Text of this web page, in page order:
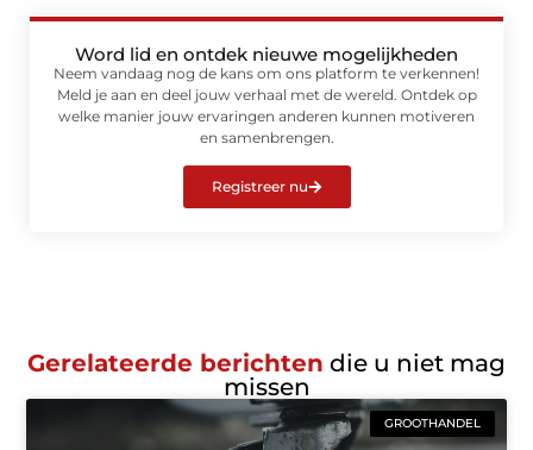
Word lid en ontdek nieuwe mogelijkheden
Neem vandaag nog de kans om ons platform te verkennen!
Meld je aan en deel jouw verhaal met de wereld. Ontdek op
welke manier jouw ervaringen anderen kunnen motiveren
en samenbrengen.
Registreer nu
Gerelateerde berichten die u niet mag
missen
GROOTHANDEL